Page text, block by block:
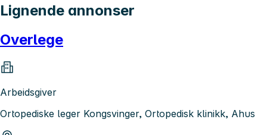
Lignende annonser
Overlege
Arbeidsgiver
Ortopediske leger Kongsvinger, Ortopedisk klinikk, Ahus